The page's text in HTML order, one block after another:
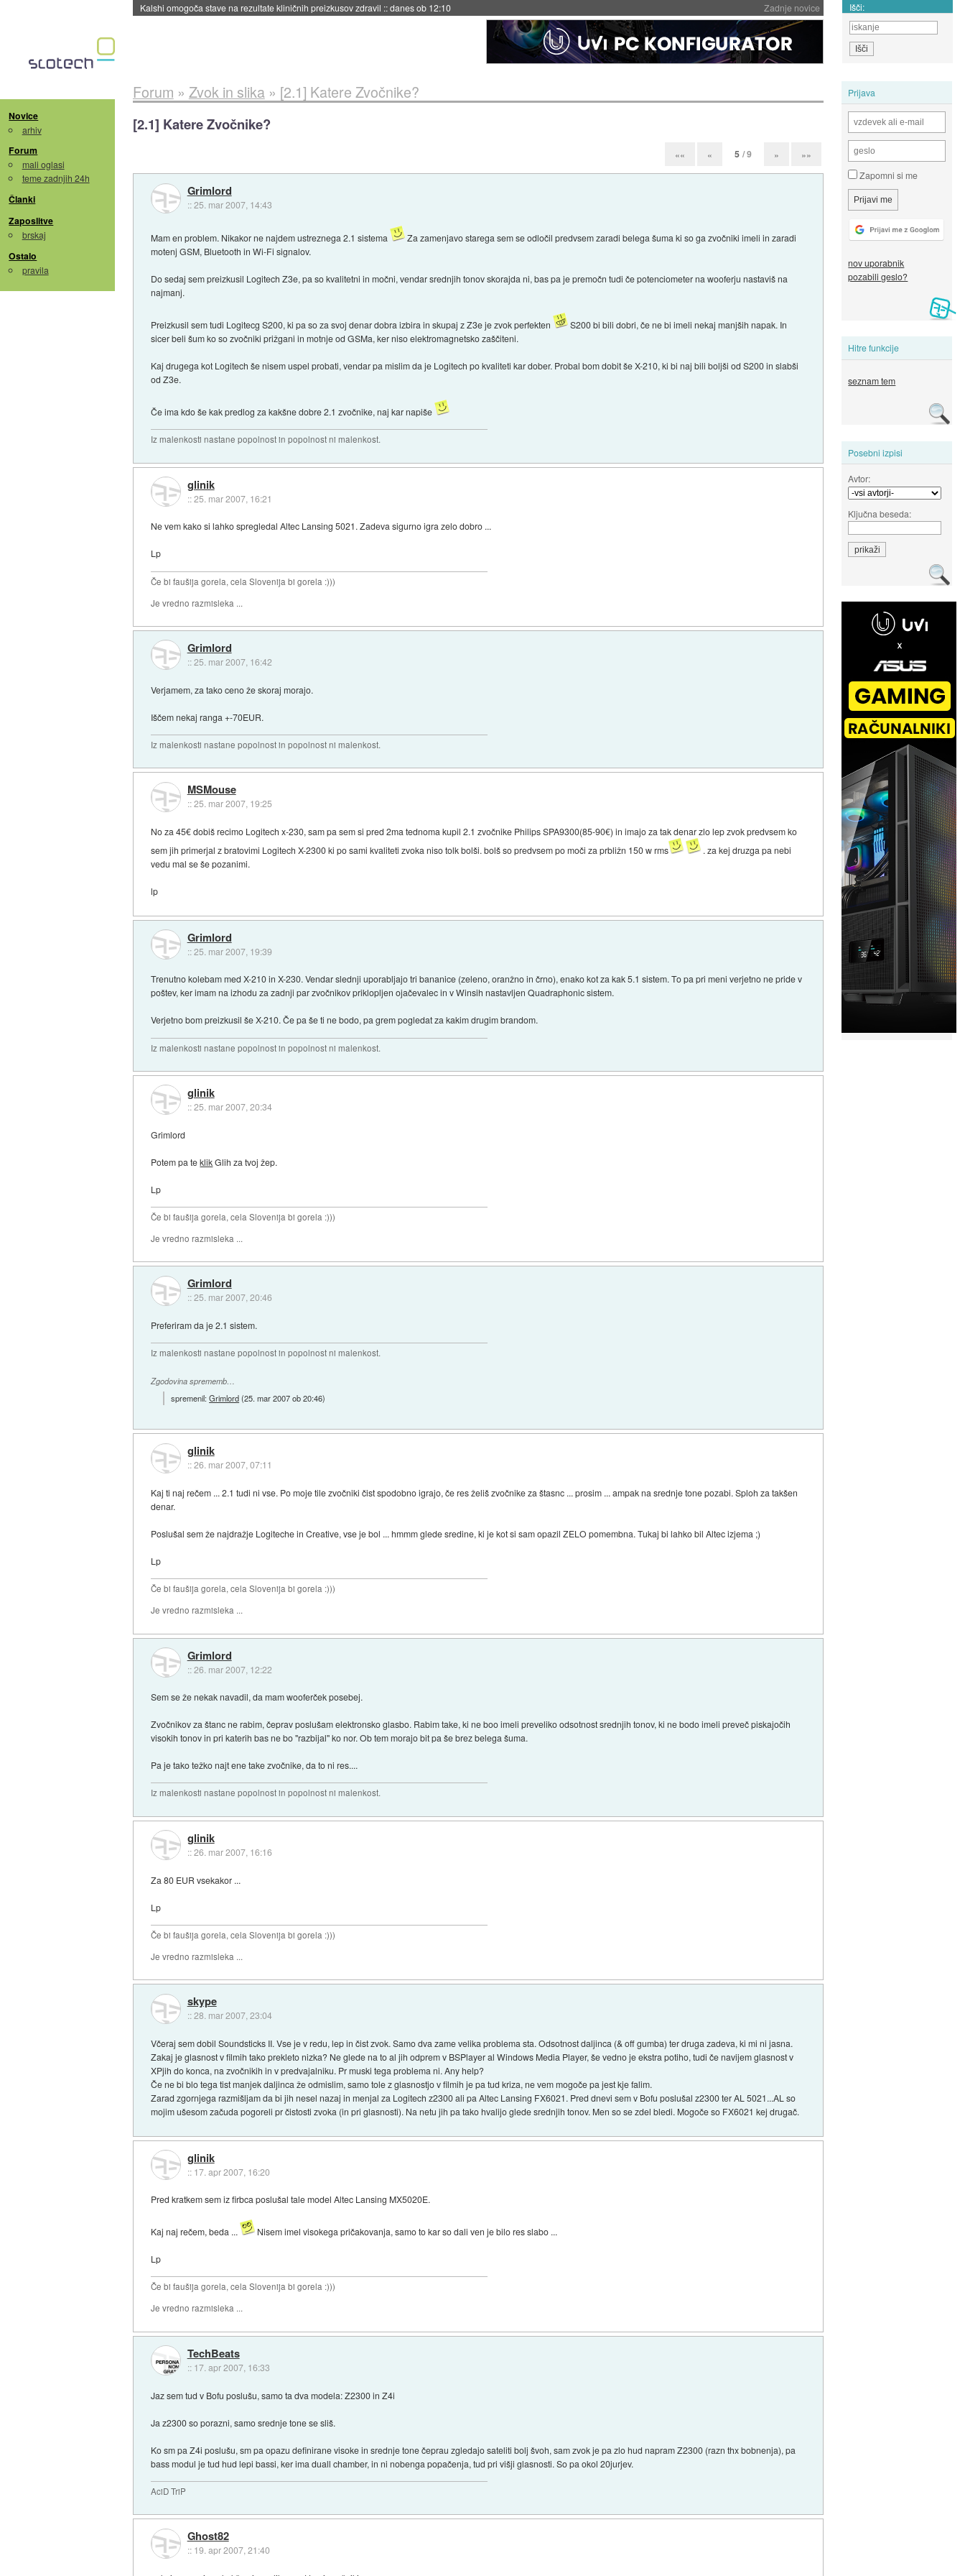
Zadnje novice
Sandisk že prodal več kot polovico SSD-jev za naslednji dve leti::danes ob 11:37 Išči:
Novice
arhiv
Forum
mali oglasi
teme zadnjih 24h
Članki
Zaposlitve
brskaj
Ostalo
pravila
Prijava
Zapomni si me
nov uporabnik
pozabili geslo?
Hitre funkcije
seznam tem
Posebni izpisi
Avtor:
Ključna beseda:
Forum » Zvok in slika» [2.1] Katere Zvočnike?
[2.1] Katere Zvočnike?
«« « 5 / 9 » »»
Grimlord
::25. mar 2007, 14:43
Mam en problem. Nikakor ne najdem ustreznega 2.1 sistema
Za zamenjavo starega sem se odločil predvsem zaradi belega šuma ki so ga zvočniki imeli in zaradi
motenj GSM, Bluetooth in Wi-Fi signalov.
Do sedaj sem preizkusil Logitech Z3e, pa so kvalitetni in močni, vendar srednjih tonov skorajda ni, bas pa je premočn tudi če potenciometer na wooferju nastaviš na
najmanj.
Preizkusil sem tudi Logitecg S200, ki pa so za svoj denar dobra izbira in skupaj z Z3e je zvok perfekten
S200 bi bili dobri, če ne bi imeli nekaj manjših napak. In
sicer beli šum ko so zvočniki prižgani in motnje od GSMa, ker niso elektromagnetsko zaščiteni.
Kaj drugega kot Logitech še nisem uspel probati, vendar pa mislim da je Logitech po kvaliteti kar dober. Probal bom dobit še X-210, ki bi naj bili boljši od S200 in slabši
od Z3e.
Če ima kdo še kak predlog za kakšne dobre 2.1 zvočnike, naj kar napiše
Iz malenkosti nastane popolnost in popolnost ni malenkost.
glinik
::25. mar 2007, 16:21
Ne vem kako si lahko spregledal Altec Lansing 5021. Zadeva sigurno igra zelo dobro ...
Lp
Če bi faušija gorela, cela Slovenija bi gorela :)))
Je vredno razmisleka ...
Grimlord
::25. mar 2007, 16:42
Verjamem, za tako ceno že skoraj morajo.
Iščem nekaj ranga +-70EUR.
Iz malenkosti nastane popolnost in popolnost ni malenkost.
MSMouse
::25. mar 2007, 19:25
No za 45€ dobiš recimo Logitech x-230, sam pa sem si pred 2ma tednoma kupil 2.1 zvočnike Philips SPA9300(85-90€) in imajo za tak denar zlo lep zvok predvsem ko
sem jih primerjal z bratovimi Logitech X-2300 ki po sami kvaliteti zvoka niso tolk bolši. bolš so predvsem po moči za prbližn 150 w rms
. za kej druzga pa nebi
vedu mal se še pozanimi.
lp
Grimlord
::25. mar 2007, 19:39
Trenutno kolebam med X-210 in X-230. Vendar slednji uporabljajo tri bananice (zeleno, oranžno in črno), enako kot za kak 5.1 sistem. To pa pri meni verjetno ne pride v
poštev, ker imam na izhodu za zadnji par zvočnikov priklopljen ojačevalec in v Winsih nastavljen Quadraphonic sistem.
Verjetno bom preizkusil še X-210. Če pa še ti ne bodo, pa grem pogledat za kakim drugim brandom.
Iz malenkosti nastane popolnost in popolnost ni malenkost.
glinik
::25. mar 2007, 20:34
Grimlord
Potem pa teklikGlih za tvoj žep.
Lp
Če bi faušija gorela, cela Slovenija bi gorela :)))
Je vredno razmisleka ...
Grimlord
::25. mar 2007, 20:46
Preferiram da je 2.1 sistem.
Iz malenkosti nastane popolnost in popolnost ni malenkost.
Zgodovina sprememb…
spremenil:Grimlord(25. mar 2007 ob 20:46)
glinik
::26. mar 2007, 07:11
Kaj ti naj rečem ... 2.1 tudi ni vse. Po moje tile zvočniki čist spodobno igrajo, če res želiš zvočnike za štasnc ... prosim ... ampak na srednje tone pozabi. Sploh za takšen
denar.
Poslušal sem že najdražje Logiteche in Creative, vse je bol ... hmmm glede sredine, ki je kot si sam opazil ZELO pomembna. Tukaj bi lahko bil Altec izjema ;)
Lp
Če bi faušija gorela, cela Slovenija bi gorela :)))
Je vredno razmisleka ...
Grimlord
::26. mar 2007, 12:22
Sem se že nekak navadil, da mam wooferček posebej.
Zvočnikov za štanc ne rabim, čeprav poslušam elektronsko glasbo. Rabim take, ki ne boo imeli preveliko odsotnost srednjih tonov, ki ne bodo imeli preveč piskajočih
visokih tonov in pri katerih bas ne bo "razbijal" ko nor. Ob tem morajo bit pa še brez belega šuma.
Pa je tako težko najt ene take zvočnike, da to ni res....
Iz malenkosti nastane popolnost in popolnost ni malenkost.
glinik
::26. mar 2007, 16:16
Za 80 EUR vsekakor ...
Lp
Če bi faušija gorela, cela Slovenija bi gorela :)))
Je vredno razmisleka ...
skype
::28. mar 2007, 23:04
Včeraj sem dobil Soundsticks II. Vse je v redu, lep in čist zvok. Samo dva zame velika problema sta. Odsotnost daljinca (& off gumba) ter druga zadeva, ki mi ni jasna.
Zakaj je glasnost v filmih tako prekleto nizka? Ne glede na to al jih odprem v BSPlayer al Windows Media Player, še vedno je ekstra potiho, tudi če navijem glasnost v
XPjih do konca, na zvočnikih in v predvajalniku. Pr muski tega problema ni. Any help?
Če ne bi blo tega tist manjek daljinca že odmislim, samo tole z glasnostjo v filmih je pa tud kriza, ne vem mogoče pa jest kje falim.
Zarad zgornjega razmišljam da bi jih nesel nazaj in menjal za Logitech z2300 ali pa Altec Lansing FX6021. Pred dnevi sem v Bofu poslušal z2300 ter AL 5021...AL so
mojim ušesom začuda pogoreli pr čistosti zvoka (in pri glasnosti). Na netu jih pa tako hvalijo glede srednjih tonov. Men so se zdel bledi. Mogoče so FX6021 kej drugač.
glinik
:: 17. apr 2007, 16:20
Pred kratkem sem iz firbca poslušal tale model Altec Lansing MX5020E.
Kaj naj rečem, beda ... Nisem imel visokega pričakovanja, samo to kar so dali ven je bilo res slabo ...
Lp
Če bi faušija gorela, cela Slovenija bi gorela :)))
Je vredno razmisleka ...
TechBeats
:: 17. apr 2007, 16:33
Jaz sem tud v Bofu poslušu, samo ta dva modela: Z2300 in Z4i
Ja z2300 so porazni, samo srednje tone se sliš.
Ko sm pa Z4i poslušu, sm pa opazu definirane visoke in srednje tone čeprau zgledajo sateliti bolj švoh, sam zvok je pa zlo hud napram Z2300 (razn thx bobnenja), pa
bass modul je tud hud lepi bassi, ker ima duall chamber, in ni nobenga popačenja, tud pri višji glasnosti. So pa okol 20jurjev.
AciD TriP
Ghost82
:: 19. apr 2007, 21:40